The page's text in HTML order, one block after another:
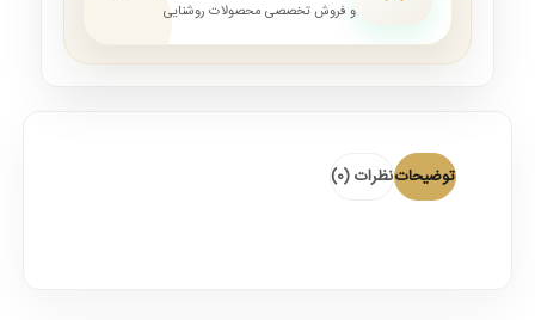
و فروش تخصصی محصولات روشنایی
توضیحاتنظرات (0)